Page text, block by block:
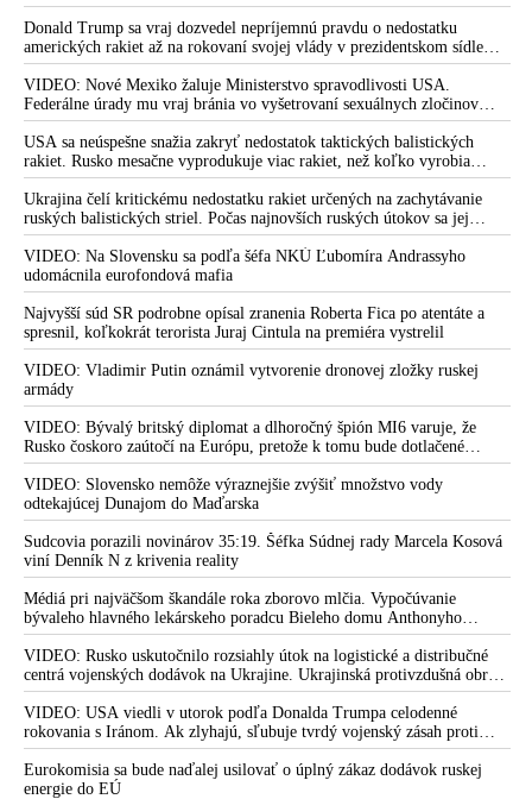
Donald Trump sa vraj dozvedel nepríjemnú pravdu o nedostatku
amerických rakiet až na rokovaní svojej vlády v prezidentskom sídle
Camp David v Marylande, a preto musel odložiť plánované útoky na
Irán. Prezident USA sa pre to údajne pohádal so šéfom Pentagónu, lebo
bol presvedčený o opaku
VIDEO: Nové Mexiko žaluje Ministerstvo spravodlivosti USA.
Federálne úrady mu vraj bránia vo vyšetrovaní sexuálnych zločinov
organizátora pedofilnej siete Jeffreyho Epsteina. Ten mal nariadiť, aby
dve dievčatá zo zahraničia, ktoré boli uškrtené počas drsného
fetišistického sexu, pochovali v blízkosti jeho ranča v tomto americkom
štáte
USA sa neúspešne snažia zakryť nedostatok taktických balistických
rakiet. Rusko mesačne vyprodukuje viac rakiet, než koľko vyrobia
všetci producenti systémov Patriot dohromady
Ukrajina čelí kritickému nedostatku rakiet určených na zachytávanie
ruských balistických striel. Počas najnovších ruských útokov sa jej
nepodarilo zostreliť ani jednu. Volodymyr Zelenskyj sa v zúfalstve snaží
prostredníctvom NATO zabezpečiť ich dodávky
VIDEO: Na Slovensku sa podľa šéfa NKÚ Ľubomíra Andrassyho
udomácnila eurofondová mafia
Najvyšší súd SR podrobne opísal zranenia Roberta Fica po atentáte a
spresnil, koľkokrát terorista Juraj Cintula na premiéra vystrelil
VIDEO: Vladimir Putin oznámil vytvorenie dronovej zložky ruskej
armády
VIDEO: Bývalý britský diplomat a dlhoročný špión MI6 varuje, že
Rusko čoskoro zaútočí na Európu, pretože k tomu bude dotlačené
rovnako, ako bolo dotlačené k invázii na Ukrajinu v roku 2022.
Zelenskyj medzitým v Kyjeve naliehal na zhromaždených diplomatov,
aby vo svete zháňali energie pre Ukrajinu na zimu. Putin vraj bude
mobilizovať a vojna sa do zimy pravdepodobne neskončí
VIDEO: Slovensko nemôže výraznejšie zvýšiť množstvo vody
odtekajúcej Dunajom do Maďarska
Sudcovia porazili novinárov 35:19. Šéfka Súdnej rady Marcela Kosová
viní Denník N z krivenia reality
Médiá pri najväčšom škandále roka zborovo mlčia. Vypočúvanie
bývaleho hlavného lekárskeho poradcu Bieleho domu Anthonyho
Fauciho pred výborom amerického Senátu väčšina médií ignorovala
VIDEO: Rusko uskutočnilo rozsiahly útok na logistické a distribučné
centrá vojenských dodávok na Ukrajine. Ukrajinská protivzdušná obrana
nedokázala počas ničivého nočného útoku na Kyjev a jeho okolie
zachytiť ani jednu ruskú raketu
VIDEO: USA viedli v utorok podľa Donalda Trumpa celodenné
rokovania s Iránom. Ak zlyhajú, sľubuje tvrdý vojenský zásah proti
Teheránu
Eurokomisia sa bude naďalej usilovať o úplný zákaz dodávok ruskej
energie do EÚ